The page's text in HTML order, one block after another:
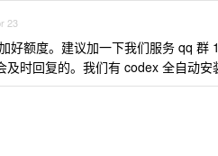
23
好额度。建议加一下我们服务 qq
及时回复的。我们有 codex 全自动